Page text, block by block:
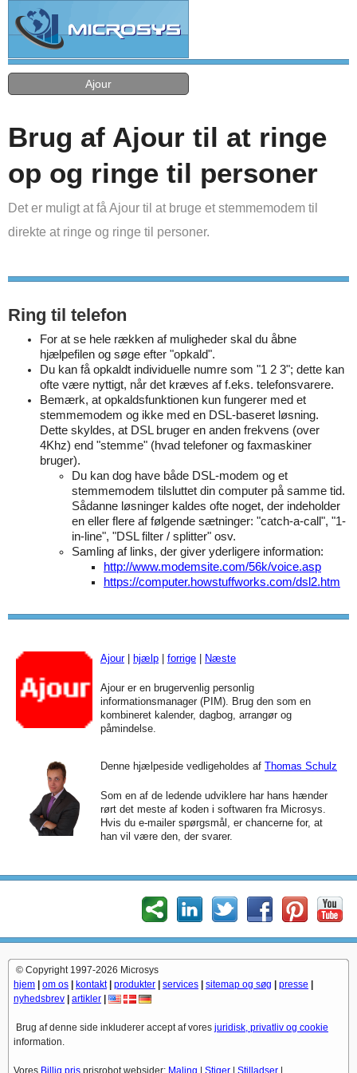
Ajour
Brug af Ajour til at ringe
op og ringe til personer
Det er muligt at få Ajour til at bruge et stemmemodem til
direkte at ringe og ringe til personer.
Ring til telefon
For at se hele rækken af muligheder skal du åbne
hjælpefilen og søge efter "opkald".
Du kan få opkaldt individuelle numre som "1 2 3"; dette kan
ofte være nyttigt, når det kræves af f.eks. telefonsvarere.
Bemærk, at opkaldsfunktionen kun fungerer med et
stemmemodem og ikke med en DSL-baseret løsning.
Dette skyldes, at DSL bruger en anden frekvens (over
4Khz) end "stemme" (hvad telefoner og faxmaskiner
bruger).
Du kan dog have både DSL-modem og et
stemmemodem tilsluttet din computer på samme tid.
Sådanne løsninger kaldes ofte noget, der indeholder
en eller flere af følgende sætninger: "catch-a-call", "1-
in-line", "DSL filter / splitter" osv.
Samling af links, der giver yderligere information:
http://www.modemsite.com/56k/voice.asp
https://computer.howstuffworks.com/dsl2.htm
Ajour| hjælp forrige Næste
Ajour er en brugervenlig personlig
informationsmanager (PIM). Brug den som en
kombineret kalender, dagbog, arrangør og
påmindelse.
Denne hjælpeside vedligeholdes af Thomas Schulz
Som en af de ledende udviklere har hans hænder
rørt det meste af koden i softwaren fra Microsys.
Hvis du e-mailer spørgsmål, er chancerne for, at
han vil være den, der svarer.
© Copyright 1997-2026 Microsys
hjem
om os kontakt produkter services sitemap og søg presse
nyhedsbrev
artikler
Brug af denne side inkluderer accept af vores juridisk, privatliv og cookie
information.
Vores Billig pris prisrobot websider: Maling Stiger Stilladser